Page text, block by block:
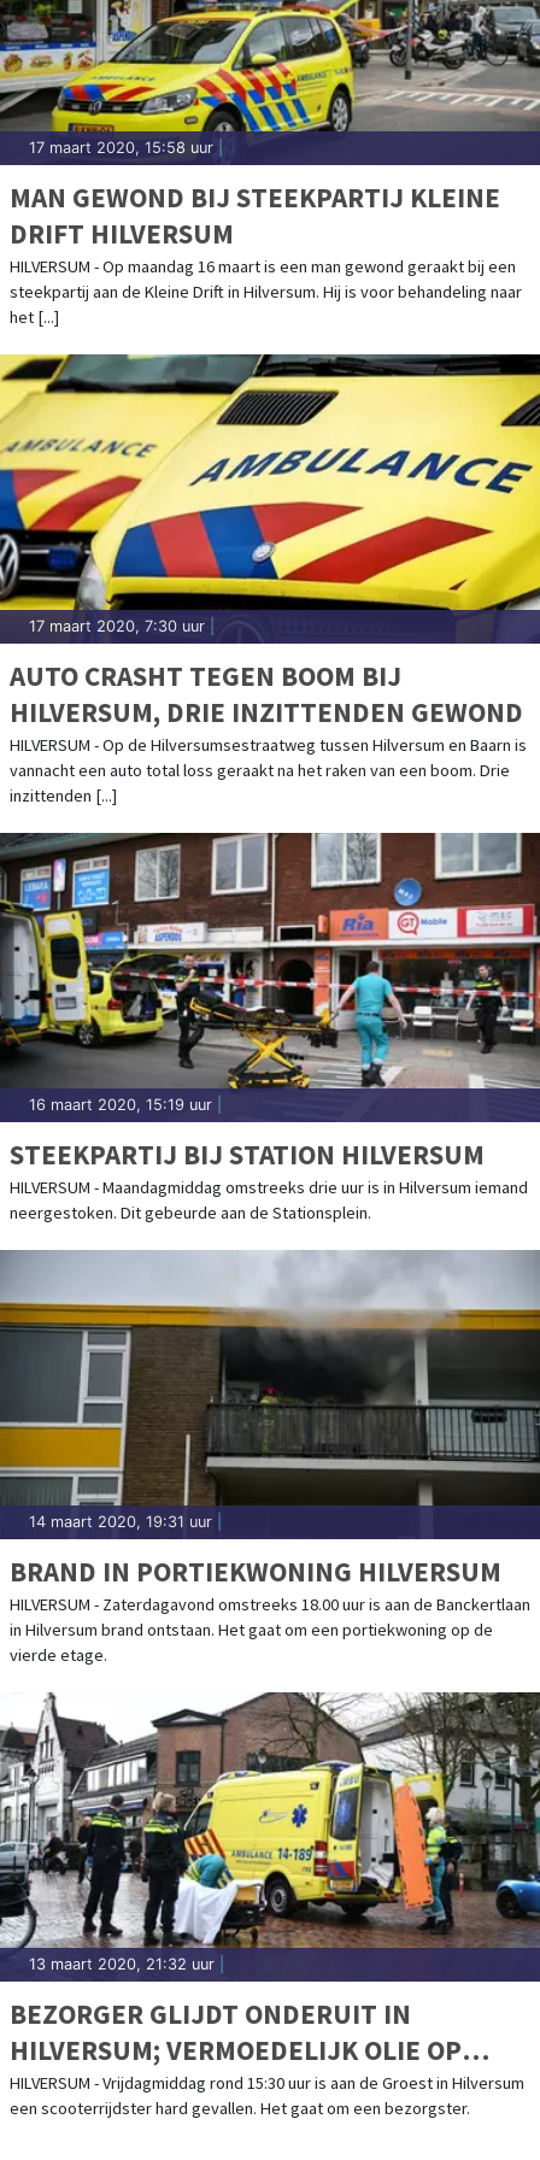
17 maart 2020, 15:58 uur
MAN GEWOND BIJ STEEKPARTIJ KLEINE
DRIFT HILVERSUM
HILVERSUM - Op maandag 16 maart is een man gewond geraakt bij een
steekpartij aan de Kleine Drift in Hilversum. Hij is voor behandeling naar
het [...]
17 maart 2020, 7:30 uur
AUTO CRASHT TEGEN BOOM BIJ
HILVERSUM, DRIE INZITTENDEN GEWOND
HILVERSUM - Op de Hilversumsestraatweg tussen Hilversum en Baarn is
vannacht een auto total loss geraakt na het raken van een boom. Drie
inzittenden [...]
16 maart 2020, 15:19 uur
STEEKPARTIJ BIJ STATION HILVERSUM
HILVERSUM - Maandagmiddag omstreeks drie uur is in Hilversum iemand
neergestoken. Dit gebeurde aan de Stationsplein.
14 maart 2020, 19:31 uur
BRAND IN PORTIEKWONING HILVERSUM
HILVERSUM - Zaterdagavond omstreeks 18.00 uur is aan de Banckertlaan
in Hilversum brand ontstaan. Het gaat om een portiekwoning op de
vierde etage.
13 maart 2020, 21:32 uur
BEZORGER GLIJDT ONDERUIT IN
HILVERSUM; VERMOEDELIJK OLIE OP
KLINKERS
HILVERSUM - Vrijdagmiddag rond 15:30 uur is aan de Groest in Hilversum
een scooterrijdster hard gevallen. Het gaat om een bezorgster.